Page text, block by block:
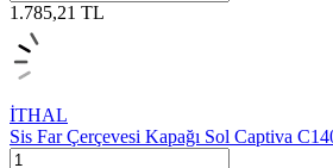
1.785,21 TL
İTHAL
Sis Far Çerçevesi Kapağı Sol Captiva